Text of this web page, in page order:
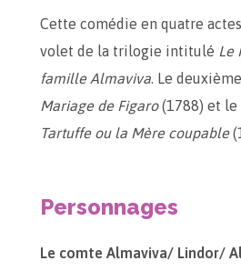
Cette comédie en quatre
volet de la trilogie intitulé Le
famille Almaviva. Le
Mariage de Figaro(1788) et le
Tartuffe ou la Mère coupable
Personnages
Le comte Almaviva/ Lindor/